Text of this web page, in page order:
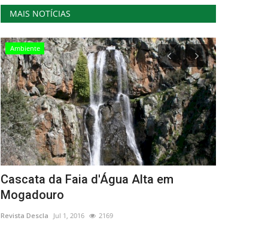
MAIS NOTÍCIAS
Ambiente
Cascata da Faia d'Água Alta em
Mogadouro
Revista Descla Jul 1, 2016 2169